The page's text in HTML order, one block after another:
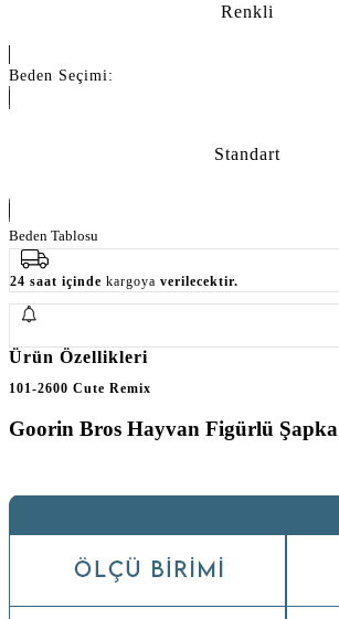
Renkli
Beden Seçimi:
Standart
Beden Tablosu
24 saat içinde kargoya verilecektir.
Ürün Özellikleri
101-2600 Cute Remix
Goorin Bros Hayvan Figürlü Şapka